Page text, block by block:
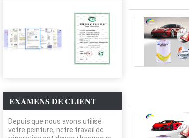
EXAMENS DE CLIENT
Depuis que nous avons utilisé
votre peinture, notre travail de